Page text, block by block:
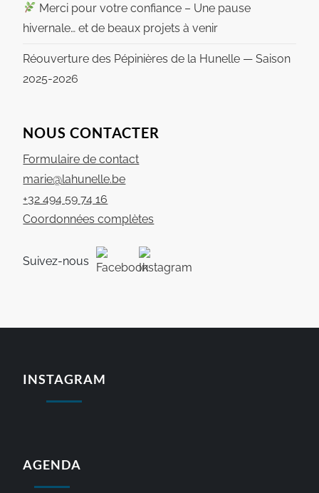
Merci pour votre confiance – Une pause
hivernale… et de beaux projets à venir
Réouverture des Pépinières de la Hunelle — Saison
2025-2026
NOUS CONTACTER
Formulaire de contact
marie@lahunelle.be
+32 494 59 74 16
Coordonnées complètes
Suivez-nous
INSTAGRAM
AGENDA